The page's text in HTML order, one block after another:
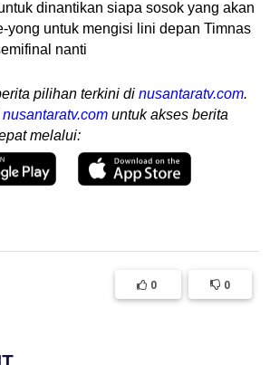
dinantikan siapa sosok yang akan
yong untuk mengisi lini depan Timnas
nanti
pilihan terkini di nusantaratv.com.
nusantaratv.com untuk akses berita
melalui:
0 0